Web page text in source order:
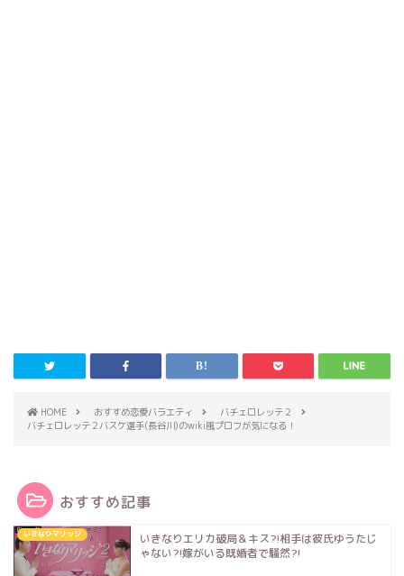
HOME おすすめ恋愛バラエティ
バチェロレッテ２
バチェロレッテ２バスケ選手(長谷川)のwiki風プロフが気になる！
おすすめ記事
いきなりマリッジ
いきなりエリカ破局＆キス?!相手は彼氏ゆうたじ
ゃない?!嫁がいる既婚者で騒然?!